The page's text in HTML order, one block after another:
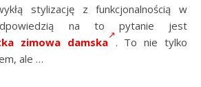
stylizację z funkcjonalnością w
na to pytanie jest
zimowa damska . To nie tylko
ale …